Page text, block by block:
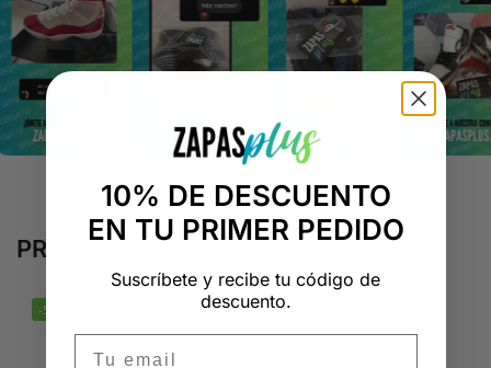
PRODUCTOS RELACIONADOS
-50%
10% DE DESCUENTO
EN TU PRIMER PEDIDO
Suscríbete y recibe tu código de
descuento.